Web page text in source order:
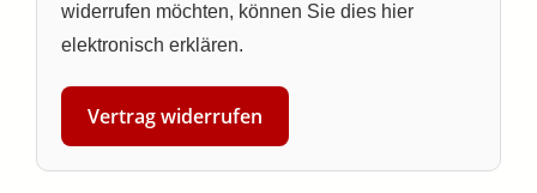
widerrufen möchten, können Sie dies hier
elektronisch erklären.
Vertrag widerrufen